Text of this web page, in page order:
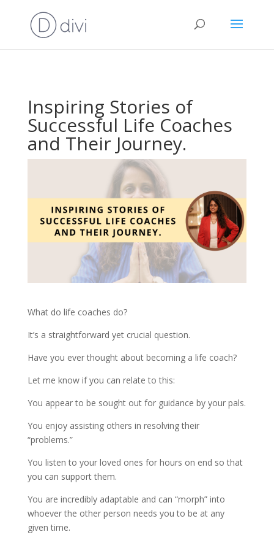
Inspiring Stories of
Successful Life Coaches
and Their Journey.
What do life coaches do?
It’s a straightforward yet crucial question.
Have you ever thought about becoming a life coach?
Let me know if you can relate to this:
You appear to be sought out for guidance by your pals.
You enjoy assisting others in resolving their
“problems.”
You listen to your loved ones for hours on end so that
you can support them.
You are incredibly adaptable and can “morph” into
whoever the other person needs you to be at any
given time.